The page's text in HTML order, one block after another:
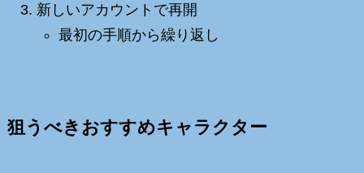
新しいアカウントで再開
最初の手順から繰り返し
狙うべきおすすめキャラクター